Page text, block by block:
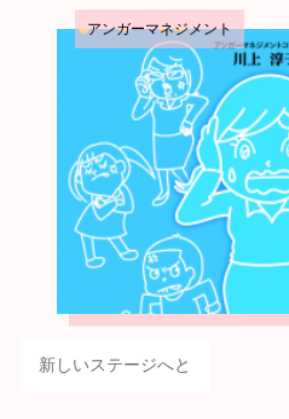
アンガーマネジメント
新しいステージへと